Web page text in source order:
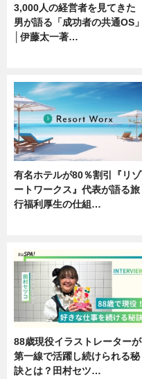
3,000人の経営者を見てきた
男が語る「成功者の共通OS」
│伊藤太一著…
有名ホテルが80％割引『リゾ
ートワークス』代表が語る旅
行福利厚生の仕組…
88歳現役イラストレーターが
第一線で活躍し続けられる秘
訣とは？田村セツ…